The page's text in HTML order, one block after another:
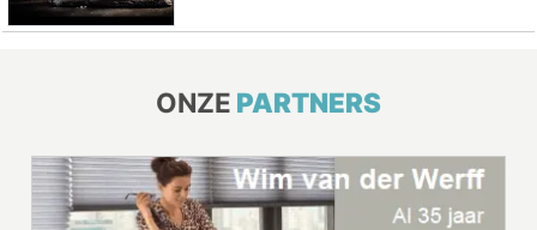
ONZE PARTNERS